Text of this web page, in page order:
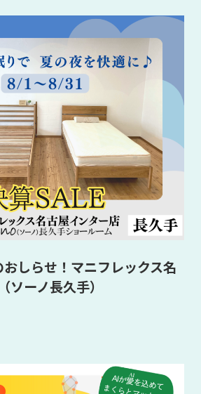
しらせ！マニフレックス名
ソーノ長久手）